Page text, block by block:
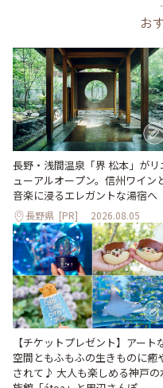
お
長野・浅間温泉「界 松本」がリ
ューアルオープン。信州ワイン
音楽に浸るエレガントな湯宿へ
長野県 [PR] 2026.08.05
【チケットプレゼント】アート
空間ともふもふの生きものに癒
されて♪ 大人も楽しめる神戸の